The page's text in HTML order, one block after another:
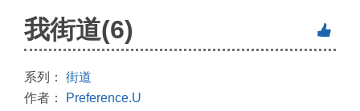
我街道(6)
系列： 街道
作者：
Preference.U